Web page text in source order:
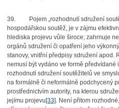
39.
Pojem „rozhodnutí sdružení
hospodářskou soutěž, je v zájmu
hlediska projevu vůle široce; zahrnuje
orgánů sdružení či opatření jeho
stanovy, vnitřní předpisy sdružení apod.
nemusí být vydáno ve formě
rozhodnutí sdružení soutěžitelů ve
na formálně či neformálně podchycený
prostřednictvím autority, na kterou
jejímu projevu [33]. Není přitom